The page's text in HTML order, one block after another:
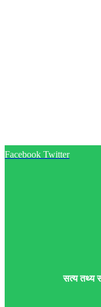
Facebook Twitter
सत्य तथ्य